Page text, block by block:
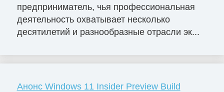
предприниматель, чья профессиональная
деятельность охватывает несколько
десятилетий и разнообразные отрасли эк...
Анонс Windows 11 Insider Preview Build